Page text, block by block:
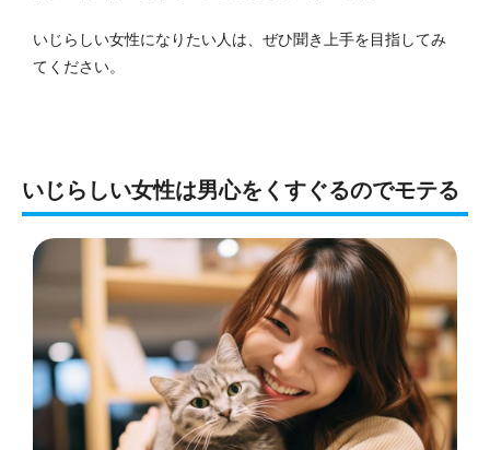
いじらしい女性になりたい人は、ぜひ聞き上手を目指してみ
てください。
いじらしい女性は男心をくすぐるのでモテる